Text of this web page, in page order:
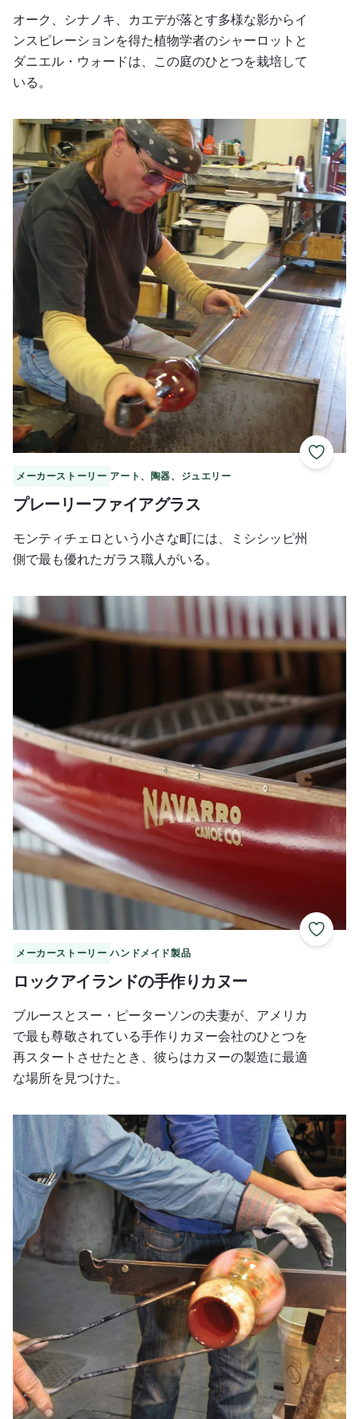
オーク、シナノキ、カエデが落とす多様な影からイ
ンスピレーションを得た植物学者のシャーロットと
ダニエル・ウォードは、この庭のひとつを栽培して
いる。
お気に
メーカーストーリー アート、陶器、ジュエリー
プレーリーファイアグラス
モンティチェロという小さな町には、ミシシッピ州
側で最も優れたガラス職人がいる。
プレーリーファイアグラス
お気に
メーカーストーリー ハンドメイド製品
ロックアイランドの手作りカヌー
ブルースとスー・ピーターソンの夫妻が、アメリカ
で最も尊敬されている手作りカヌー会社のひとつを
再スタートさせたとき、彼らはカヌーの製造に最適
な場所を見つけた。
ロックアイランドの手作りカヌー
チャールズ・ロットンのグラス・アート・スタジオ＆ギャ